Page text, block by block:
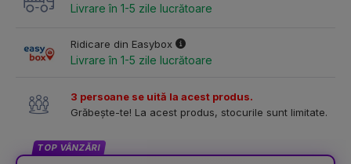
Livrare în 1-5 zile lucrătoare
Ridicare din Easybox
Livrare în 1-5 zile lucrătoare
3 persoane se uită la acest produs.
Grăbește-te! La acest produs, stocurile sunt limitate.
TOP VÂNZĂRI